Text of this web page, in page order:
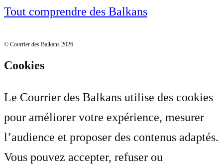
Tout comprendre des Balkans
© Courrier des Balkans 2026
Cookies
Le Courrier des Balkans utilise des cookies
pour améliorer votre expérience, mesurer
l’audience et proposer des contenus adaptés.
Vous pouvez accepter, refuser ou